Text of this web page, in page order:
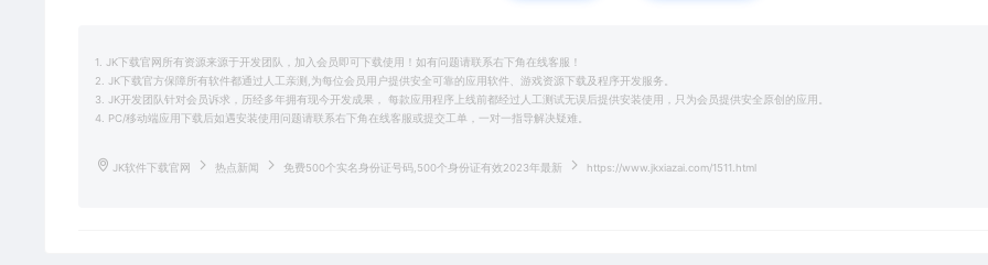
1. JK下载官网所有资源来源于开发团队，加入会员即可下载使用！如有问题请联系右下角在线客服！
2. JK下载官方保障所有软件都通过人工亲测,为每位会员用户提供安全可靠的应用软件、游戏资源下载及程序开发服务。
3. JK开发团队针对会员诉求，历经多年拥有现今开发成果， 每款应用程序上线前都经过人工测试无误后提供安装使用，只为会员提供安全原创的应用。
4. PC/移动端应用下载后如遇安装使用问题请联系右下角在线客服或提交工单，一对一指导解决疑难。
JK软件下载官网 热点新闻 免费500个实名身份证号码,500个身份证有效2023年最新 https://www.jkxiazai.com/1511.html